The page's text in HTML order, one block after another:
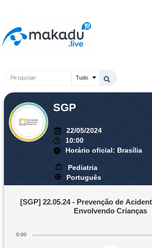
conteúdo
Pesquisar
SGP
22/05/2024
10:00
Horário oficial: Brasília
Pediatria
Português
[SGP] 22.05.24 - Prevenção de
Envolvendo Crianças
0:00